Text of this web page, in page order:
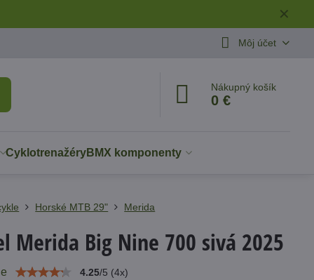
✕
Môj účet
Nákupný košík
0 €
CyklotrenažéryBMX komponenty
Horské MTB 29" Merida
Merida Big Nine 700 sivá 2025
4.25/5 (4x)